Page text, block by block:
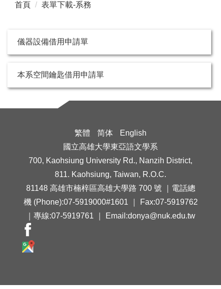
首頁 表單下載-系務
儀器設備借用申請單
本系空間鑰匙借用申請單
繁體 简体
English
國立高雄大學東亞語文學系
700, Kaohsiung University Rd., Nanzih District,
811. Kaohsiung, Taiwan, R.O.C.
81148 高雄市楠梓區高雄大學路 700 號 ｜電話總
機 (Phone):07-5919000#1601 ｜ Fax:07-5919762
｜專線:07-5919761 ｜ Email:donya@nuk.edu.tw